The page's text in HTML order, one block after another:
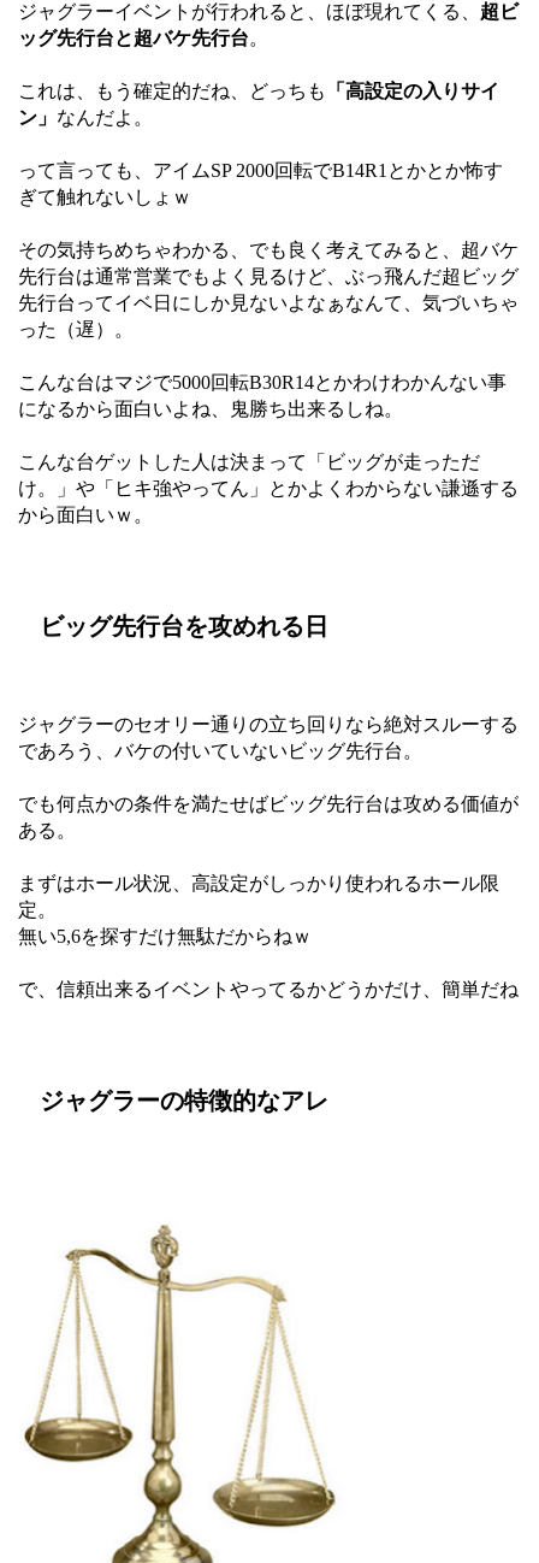
ジャグラーイベントが行われると、ほぼ現れてくる、 超ビ
ッグ先行台と超バケ先行台。
これは、もう確定的だね、どっちも
「高設定の入りサイ
ン」 なんだよ。
って言っても、アイムSP 2000回転でB14R1とかとか怖す
ぎて触れないしょｗ
その気持ちめちゃわかる、でも良く考えてみると、超バケ
先行台は通常営業でもよく見るけど、ぶっ飛んだ超ビッグ
先行台ってイベ日にしか見ないよなぁなんて、気づいちゃ
った（遅）。
こんな台はマジで5000回転B30R14とかわけわかんない事
になるから面白いよね、鬼勝ち出来るしね。
こんな台ゲットした人は決まって「ビッグが走っただ
け。」や「ヒキ強やってん」とかよくわからない謙遜する
から面白いｗ。
ビッグ先行台を攻めれる日
ジャグラーのセオリー通りの立ち回りなら絶対スルーする
であろう、バケの付いていないビッグ先行台。
でも何点かの条件を満たせばビッグ先行台は攻める価値が
ある。
まずはホール状況、高設定がしっかり使われるホール限
定。
無い5,6を探すだけ無駄だからねｗ
で、信頼出来るイベントやってるかどうかだけ、簡単だね
ジャグラーの特徴的なアレ